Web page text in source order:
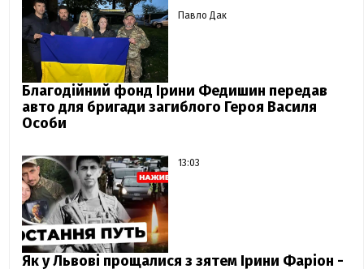
Павло Дак
Благодійний фонд Ірини Федишин передав
авто для бригади загиблого Героя Василя
Особи
13:03
Як у Львові прощалися з зятем Ірини Фаріон -